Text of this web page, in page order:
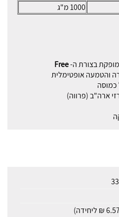
1000 מ"ג
בצורת ה-Free
והטמעה אופטימלית